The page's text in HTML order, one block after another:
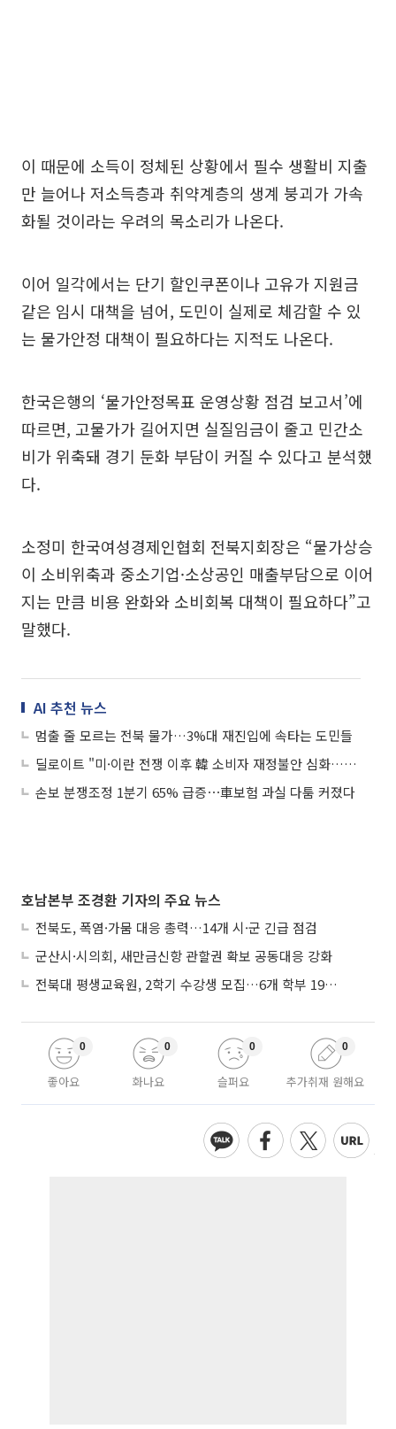
이 때문에 소득이 정체된 상황에서 필수 생활비 지출
만 늘어나 저소득층과 취약계층의 생계 붕괴가 가속
화될 것이라는 우려의 목소리가 나온다.
이어 일각에서는 단기 할인쿠폰이나 고유가 지원금
같은 임시 대책을 넘어, 도민이 실제로 체감할 수 있
는 물가안정 대책이 필요하다는 지적도 나온다.
한국은행의 ‘물가안정목표 운영상황 점검 보고서’에
따르면, 고물가가 길어지면 실질임금이 줄고 민간소
비가 위축돼 경기 둔화 부담이 커질 수 있다고 분석했
다.
소정미 한국여성경제인협회 전북지회장은 “물가상승
이 소비위축과 중소기업·소상공인 매출부담으로 이어
지는 만큼 비용 완화와 소비회복 대책이 필요하다”고
말했다.
AI 추천 뉴스
멈출 줄 모르는 전북 물가…3%대 재진입에 속타는 도민들
딜로이트 "미·이란 전쟁 이후 韓 소비자 재정불안 심화…소비시장 재편"
손보 분쟁조정 1분기 65% 급증⋯車보험 과실 다툼 커졌다
호남본부 조경환 기자의 주요 뉴스
전북도, 폭염·가뭄 대응 총력…14개 시·군 긴급 점검
군산시·시의회, 새만금신항 관할권 확보 공동대응 강화
전북대 평생교육원, 2학기 수강생 모집…6개 학부 193개 강좌
좋아요
0
화나요
0
슬퍼요
0
추가취재 원해요
0